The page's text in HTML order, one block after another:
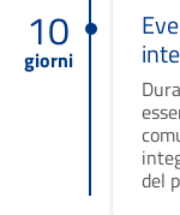
10
giorni
del